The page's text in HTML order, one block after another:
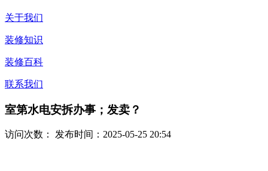
关于我们
装修知识
装修百科
联系我们
室第水电安拆办事；发卖？
访问次数： 发布时间：2025-05-25 20:54